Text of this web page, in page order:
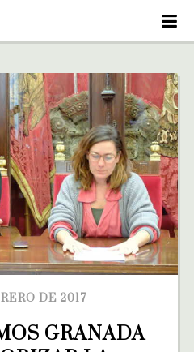
DE 2017
GRANADA